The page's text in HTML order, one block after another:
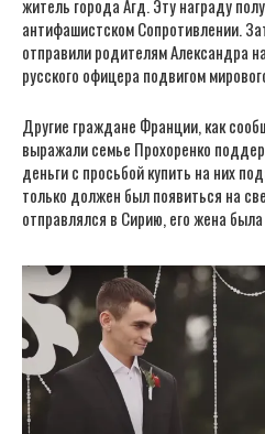
житель города Агд. Эту награду
антифашистском Сопротивлении.
отправили родителям Александра
русского офицера подвигом
Другие граждане Франции, как
выражали семье Прохоренко
деньги с просьбой купить на них
только должен был появиться на
отправлялся в Сирию, его жена